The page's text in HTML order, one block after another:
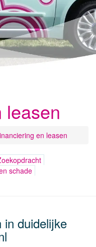
leasen
en leasen
schade
in duidelijke